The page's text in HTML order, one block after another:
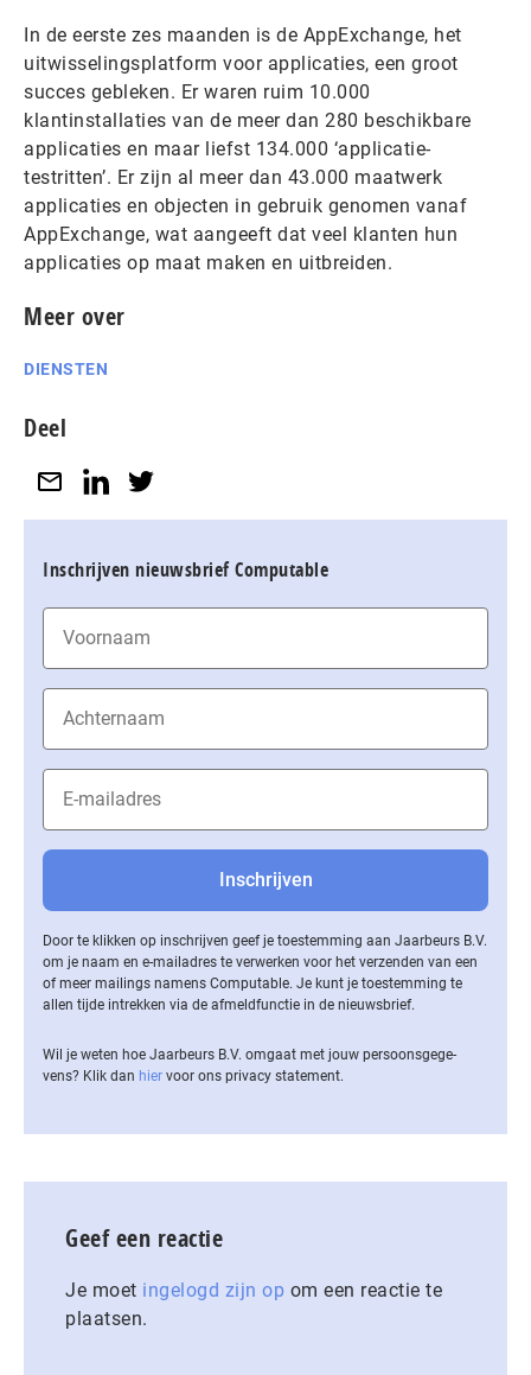
In de eerste zes maanden is de AppExchange, het
uitwisselingsplatform voor applicaties, een groot
succes gebleken. Er waren ruim 10.000
klantinstallaties van de meer dan 280 beschikbare
applicaties en maar liefst 134.000 ‘applicatie-
testritten’. Er zijn al meer dan 43.000 maatwerk
applicaties en objecten in gebruik genomen vanaf
AppExchange, wat aangeeft dat veel klanten hun
applicaties op maat maken en uitbreiden.
Meer over
DIENSTEN
Deel
Inschrijven nieuwsbrief Computable
Door te klikken op inschrijven geef je toestemming aan Jaarbeurs B.V.
om je naam en e-mailadres te verwerken voor het verzenden van een
of meer mailings namens Computable. Je kunt je toestemming te
allen tijde intrekken via de af­meld­func­tie in de nieuwsbrief.
Wil je weten hoe Jaarbeurs B.V. omgaat met jouw per­soons­ge­ge­
vens? Klik dan hier voor ons privacy statement.
Geef een reactie
Je moet ingelogd zijn op om een reactie te
plaatsen.